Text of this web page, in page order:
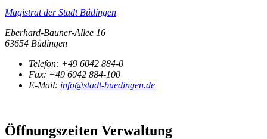
Magistrat der Stadt Büdingen
Eberhard-Bauner-Allee 16
63654 Büdingen
Telefon: +49 6042 884-0
Fax: +49 6042 884-100
E-Mail: info@stadt-buedingen.de
Öffnungszeiten Verwaltung